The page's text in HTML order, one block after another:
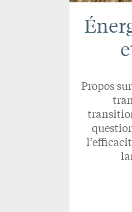
Propos